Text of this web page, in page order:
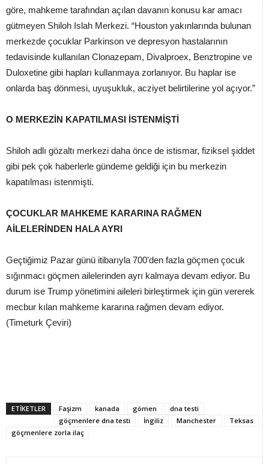
göre, mahkeme tarafından açılan davanın konusu kar amacı
gütmeyen Shiloh Islah Merkezi. “Houston yakınlarında bulunan
merkezde çocuklar Parkinson ve depresyon hastalarının
tedavisinde kullanılan Clonazepam, Divalproex, Benztropine ve
Duloxetine gibi hapları kullanmaya zorlanıyor. Bu haplar ise
onlarda baş dönmesi, uyuşukluk, acziyet belirtilerine yol açıyor.”
O MERKEZİN KAPATILMASI İSTENMİŞTİ
Shiloh adlı gözaltı merkezi daha önce de istismar, fiziksel şiddet
gibi pek çok haberlerle gündeme geldiği için bu merkezin
kapatılması istenmişti.
ÇOCUKLAR MAHKEME KARARINA RAĞMEN
AİLELERİNDEN HALA AYRI
Geçtiğimiz Pazar günü itibarıyla 700'den fazla göçmen çocuk
sığınmacı göçmen ailelerinden ayrı kalmaya devam ediyor. Bu
durum ise Trump yönetimini aileleri birleştirmek için gün vererek
mecbur kılan mahkeme kararına rağmen devam ediyor.
(Timeturk Çeviri)
ETİKETLER Faşizm kanada gömen
dna testi
göçmenlere dna testi
İngiliz Manchester
Teksas
göçmenlere zorla ilaç